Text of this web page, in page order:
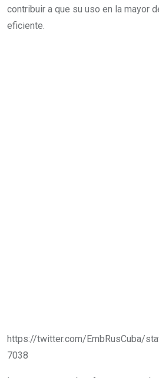
contribuir a que su uso en la mayor
eficiente.
https://twitter.com/EmbRusCuba/
7038